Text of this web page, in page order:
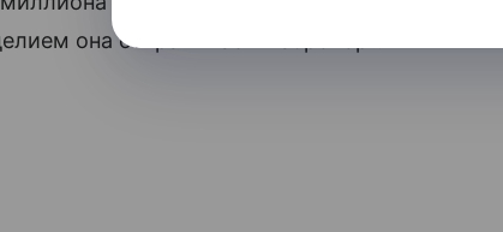
она отправилась в аэропорт.